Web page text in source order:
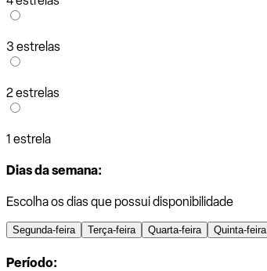
3 estrelas
2 estrelas
1 estrela
Dias da semana:
Escolha os dias que possui disponibilidade
Segunda-feira Terça-feira Quarta-feira Quinta-feira
Período: